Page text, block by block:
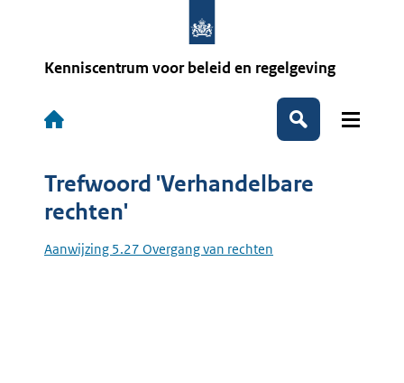
Kenniscentrum voor beleid en regelgeving
Hoofdnavigatie
Zoeken
Trefwoord 'Verhandelbare
rechten'
Aanwijzing 5.27 Overgang van rechten